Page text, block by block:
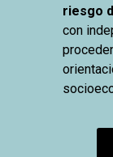
riesgo
con